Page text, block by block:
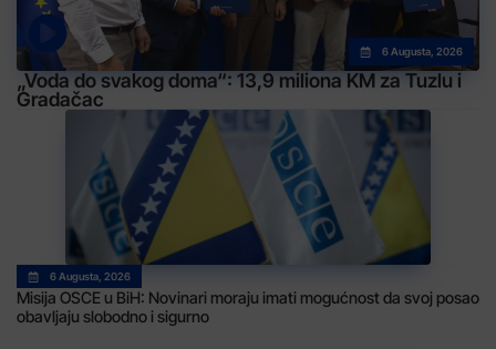
6 Augusta, 2026
„Voda do svakog doma“: 13,9 miliona KM za Tuzlu i
Gradačac
6 Augusta, 2026
Misija OSCE u BiH: Novinari moraju imati mogućnost da svoj posao
obavljaju slobodno i sigurno